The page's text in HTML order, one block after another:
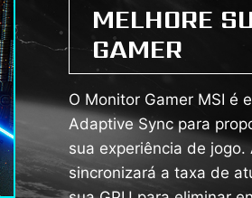
MELHORE
GAMER
O Monitor Gamer MSI é
Adaptive Sync para
sua experiência de
sincronizará a taxa de